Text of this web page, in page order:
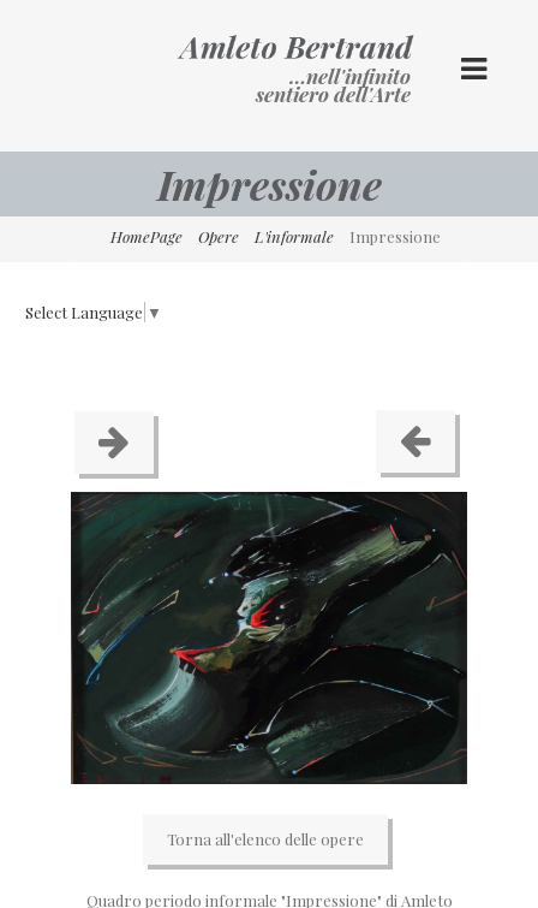
…nell'infinito
sentiero dell'Arte
Impressione
HomePage Opere L'informale Impressione
Select Language ▼
Torna all'elenco delle opere
Quadro periodo informale "Impressione" di Amleto